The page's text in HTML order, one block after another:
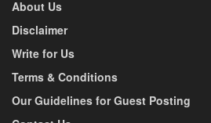
About Us
Disclaimer
Write for Us
Terms & Conditions
Our Guidelines for Guest Posting